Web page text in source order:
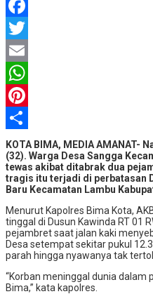
Facebook
Twitter
Email
WhatsApp
Pinterest
Share
KOTA BIMA, MEDIA AMANAT-
(32). Warga Desa Sangga
tewas akibat ditabrak dua
tragis itu terjadi di perbatasan
Baru Kecamatan Lambu
Menurut Kapolres Bima Kota,
tinggal di Dusun Kawinda RT 01
pejambret saat jalan kaki
Desa setempat sekitar pukul
parah hingga nyawanya tak
“Korban meninggal dunia dalam
Bima,” kata kapolres.